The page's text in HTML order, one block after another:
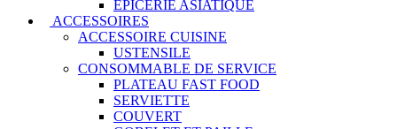
EPICERIE ASIATIQUE
ACCESSOIRES
ACCESSOIRE CUISINE
USTENSILE
CONSOMMABLE DE SERVICE
PLATEAU FAST FOOD
SERVIETTE
COUVERT